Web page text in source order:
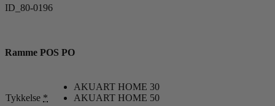
ID_80-0196
Ramme POS PO
Tykkelse *
AKUART HOME 30
AKUART HOME 50